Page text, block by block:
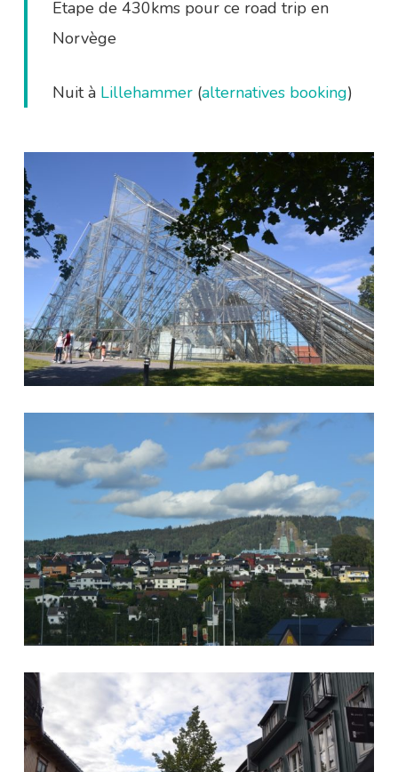
Etape de 430kms pour ce road trip en
Norvège
Nuit à Lillehammer (alternatives booking)